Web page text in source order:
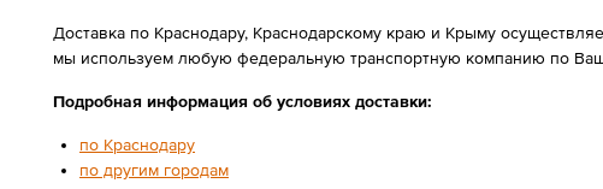
Доставка по Краснодару, Краснодарскому краю и Крыму
мы используем любую федеральную транспортную компанию по
Подробная информация об условиях доставки:
по Краснодару
по другим городам